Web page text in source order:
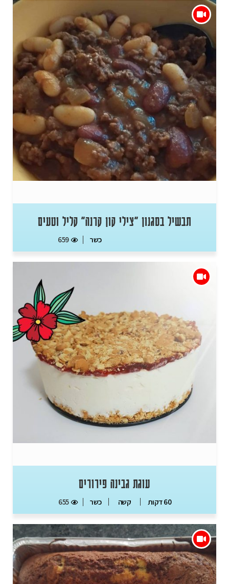
תבשיל בסגנון "צילי קון קרנה" קליל וטעים
כשר 659
עוגת גבינה פירורים
60 דקות קשה כשר 655